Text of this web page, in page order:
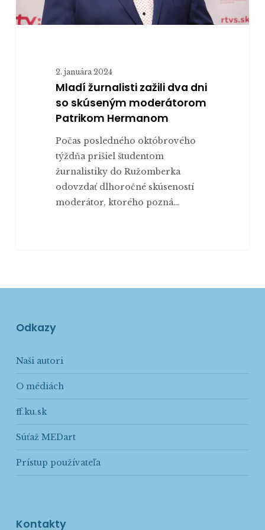
Hermanom
2. januára 2024
Mladí žurnalisti zažili dva dni
so skúseným moderátorom
Patrikom Hermanom
Počas posledného októbrového
týždňa prišiel študentom
žurnalistiky do Ružomberka
odovzdať dlhoročné skúseností
moderátor, ktorého pozná…
Odkazy
Naši autori
O médiách
ff.ku.sk
Súťaž MEDart
Prístup používateľa
Kontakty